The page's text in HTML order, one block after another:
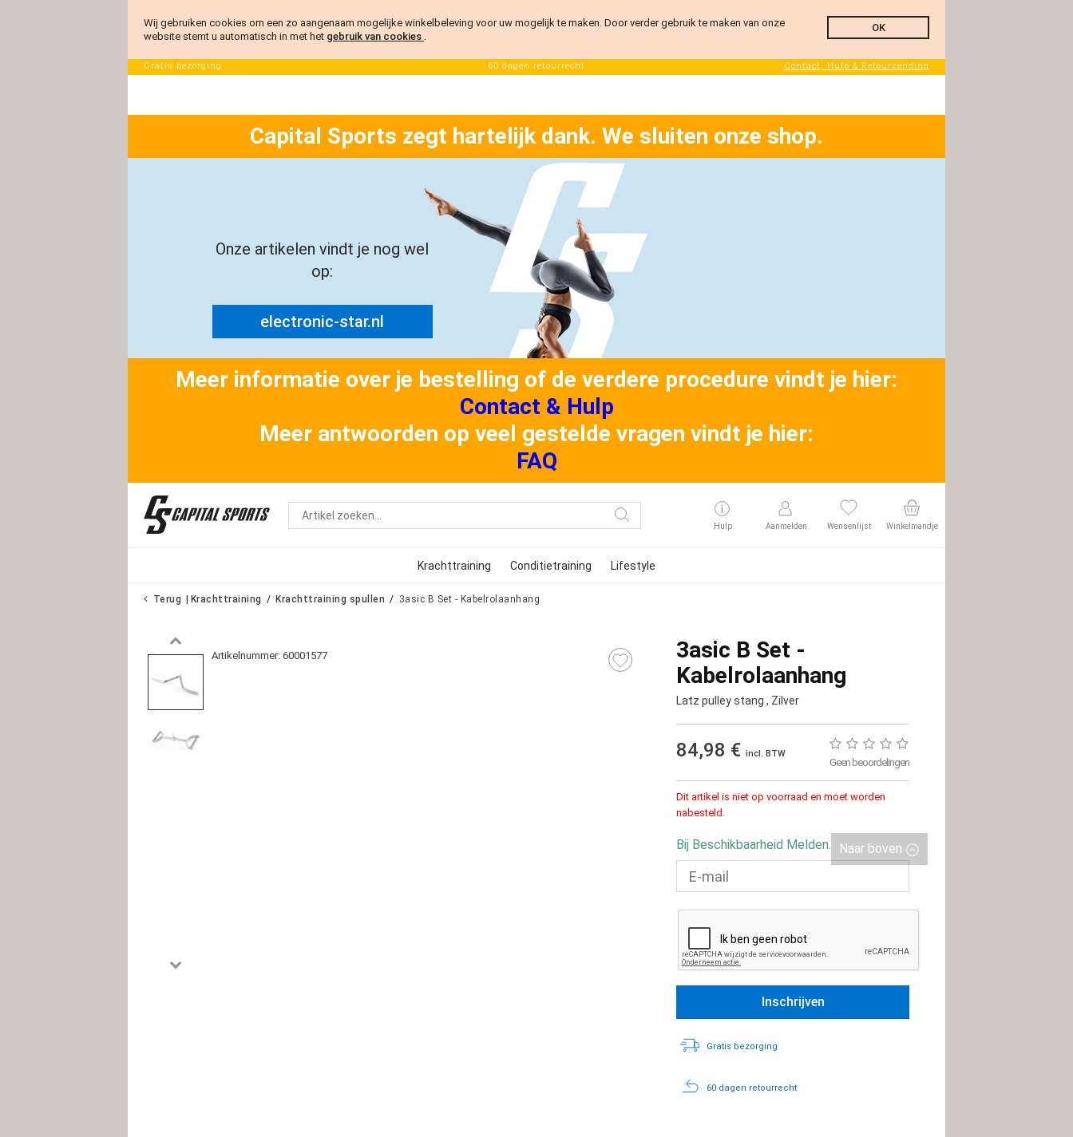
Capital Sports zegt hartelijk dank. We sluiten onze shop.
Onze artikelen vindt je nog wel
op:
electronic-star.nl
Meer informatie over je bestelling of de verdere procedure vindt je hier:
Contact & Hulp
Meer antwoorden op veel gestelde vragen vindt je hier:
FAQ
Hulp Aanmelden Wensenlijst Winkelmandje
Krachttraining Conditietraining Lifestyle
Terug Krachttraining Krachttraining spullen 3asic B Set - Kabelrolaanhang
3asic B Set -
Kabelrolaanhang
Latz pulley stang , Zilver
84,98 € incl. BTW
Geen beoordelingen
Dit artikel is niet op voorraad en moet worden
nabesteld.
Bij Beschikbaarheid Melden.
Gratis bezorging
60 dagen retourrecht
Artikelnummer: 60001577
Gratis bezorging 60 dagen retourrecht Contact, Hulp & Retourzending
Wij gebruiken cookies om een zo aangenaam mogelijke winkelbeleving voor uw mogelijk te maken. Door verder gebruik te maken van onze
website stemt u automatisch in met het gebruik van cookies .
OK
Naar boven